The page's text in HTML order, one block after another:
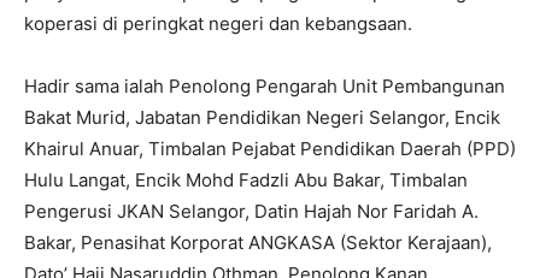
koperasi di peringkat negeri dan kebangsaan.
Hadir sama ialah Penolong Pengarah Unit Pembangunan
Bakat Murid, Jabatan Pendidikan Negeri Selangor, Encik
Khairul Anuar, Timbalan Pejabat Pendidikan Daerah (PPD)
Hulu Langat, Encik Mohd Fadzli Abu Bakar, Timbalan
Pengerusi JKAN Selangor, Datin Hajah Nor Faridah A.
Bakar, Penasihat Korporat ANGKASA (Sektor Kerajaan),